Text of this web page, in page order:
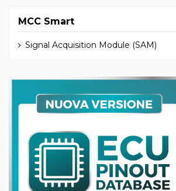
MCC Smart
Signal Acquisition Module (SAM)